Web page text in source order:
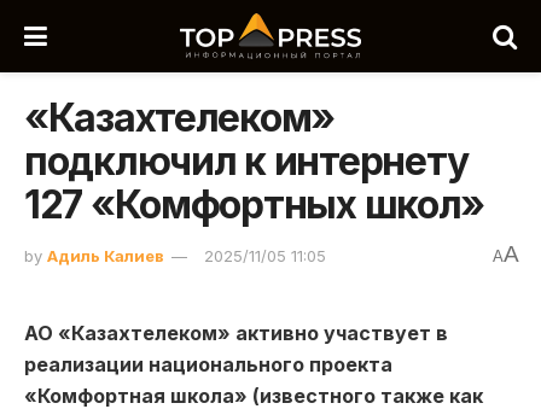
«Казахтелеком»
подключил к интернету
127 «Комфортных школ»
by Адиль Калиев 2025/11/05 11:05 AA
АО «Казахтелеком» активно участвует в
реализации национального проекта
«Комфортная школа» (известного также как